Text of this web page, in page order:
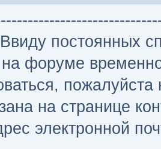
постоянных
на форуме
на странице
электронной